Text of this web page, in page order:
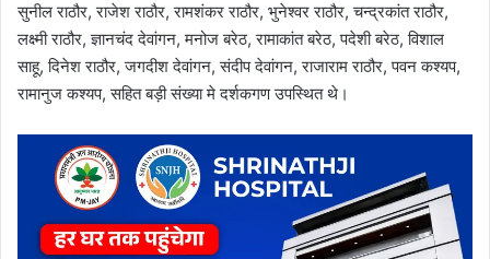
सुनील राठौर, राजेश राठौर, रामशंकर राठौर, भुनेश्वर राठौर, चन्द्रकांत राठौर,
लक्ष्मी राठौर, ज्ञानचंद देवांगन, मनोज बरेठ, रामाकांत बरेठ, पदेशी बरेठ, विशाल
साहू, दिनेश राठौर, जगदीश देवांगन, संदीप देवांगन, राजाराम राठौर, पवन कश्यप,
रामानुज कश्यप, सहित बड़ी संख्या मे दर्शकगण उपस्थित थे।